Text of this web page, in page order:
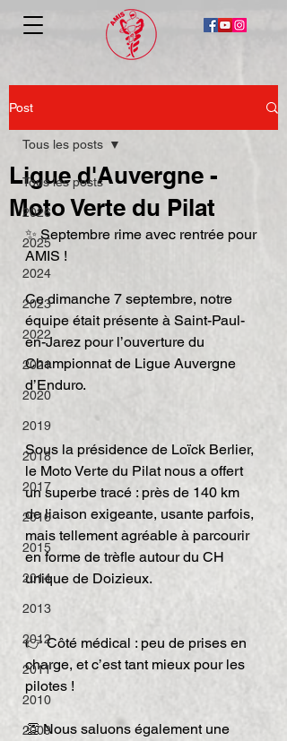
Post
Tous les posts
2026
2025
2024
2023
2022
2021
2020
2019
2018
2017
2016
2015
2014
2013
2012
2011
2010
2009
Tous les posts
Ligue d'Auvergne -
Moto Verte du Pilat
✨ Septembre rime avec rentrée pour
AMIS !
Ce dimanche 7 septembre, notre
équipe était présente à Saint-Paul-
en-Jarez pour l’ouverture du
Championnat de Ligue Auvergne
d’Enduro.
Sous la présidence de Loïck Berlier,
le Moto Verte du Pilat nous a offert
un superbe tracé : près de 140 km
de liaison exigeante, usante parfois,
mais tellement agréable à parcourir
en forme de trèfle autour du CH
unique de Doizieux.
👉 Côté médical : peu de prises en
charge, et c’est tant mieux pour les
pilotes !
👏 Nous saluons également une